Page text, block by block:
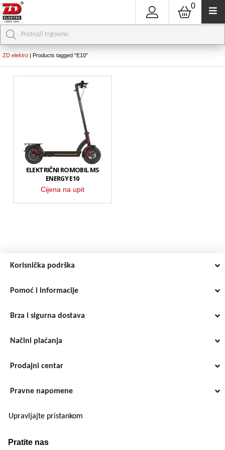
0
Products
search
ZD elektro | Products tagged “E10”
ELEKTRIČNI ROMOBIL MS
ENERGY E10
Cijena na upit
Korisnička podrška
Pomoć i informacije
Brza i sigurna dostava
Načini plaćanja
Prodajni centar
Pravne napomene
Upravljajte pristankom
Pratite nas